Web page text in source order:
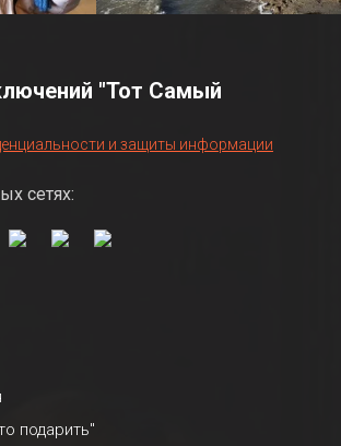
"Тот Самый
и защиты информации
сетях:
подарить"